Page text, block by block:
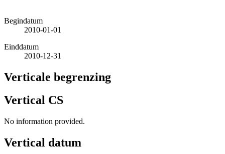
Begindatum
2010-01-01
Einddatum
2010-12-31
Verticale begrenzing
Vertical CS
No information provided.
Vertical datum